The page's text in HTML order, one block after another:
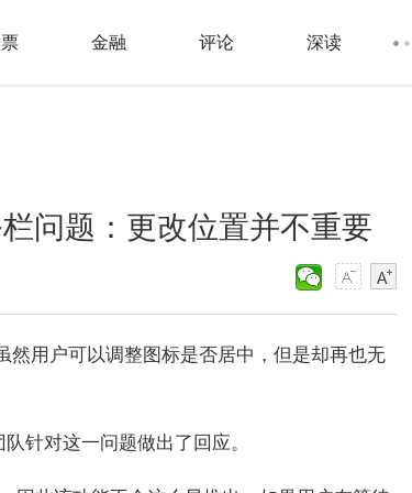
金融 评论 深读
问题：更改位置并不重要
用户可以调整图标是否居中，但是却再也无
针对这一问题做出了回应。